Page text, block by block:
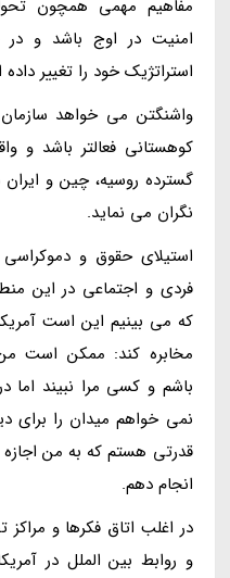
مفاهیم مهمی همچون
امنیت در اوج باشد و
استراتژیک خود را تغییر
واشنگتن می خواهد
کوهستانی فعالتر باشد و
گسترده روسیه، چین و ایران
نگران می نماید.
استیلای حقوق و
فردی و اجتماعی در این
که می بینیم این است
مخابره کند: ممکن است
باشم و کسی مرا نبیند
نمی خواهم میدان را برای
قدرتی هستم که به من
انجام دهم.
در اغلب اتاق فکرها و
و روابط بین الملل در